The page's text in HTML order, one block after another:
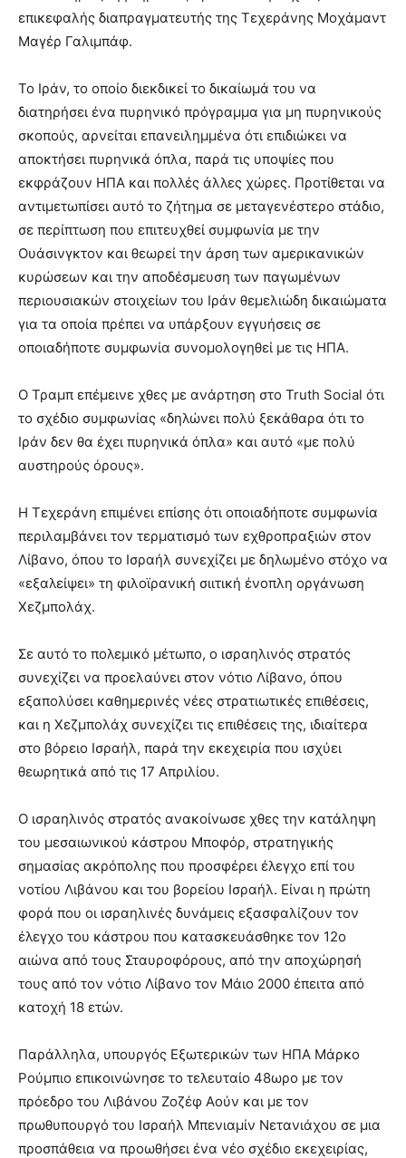
επικεφαλής διαπραγματευτής της Τεχεράνης Μοχάμαντ
Μαγέρ Γαλιμπάφ.
Το Ιράν, το οποίο διεκδικεί το δικαίωμά του να
διατηρήσει ένα πυρηνικό πρόγραμμα για μη πυρηνικούς
σκοπούς, αρνείται επανειλημμένα ότι επιδιώκει να
αποκτήσει πυρηνικά όπλα, παρά τις υποψίες που
εκφράζουν ΗΠΑ και πολλές άλλες χώρες. Προτίθεται να
αντιμετωπίσει αυτό το ζήτημα σε μεταγενέστερο στάδιο,
σε περίπτωση που επιτευχθεί συμφωνία με την
Ουάσινγκτον και θεωρεί την άρση των αμερικανικών
κυρώσεων και την αποδέσμευση των παγωμένων
περιουσιακών στοιχείων του Ιράν θεμελιώδη δικαιώματα
για τα οποία πρέπει να υπάρξουν εγγυήσεις σε
οποιαδήποτε συμφωνία συνομολογηθεί με τις ΗΠΑ.
Ο Τραμπ επέμεινε χθες με ανάρτηση στο Truth Social ότι
το σχέδιο συμφωνίας «δηλώνει πολύ ξεκάθαρα ότι το
Ιράν δεν θα έχει πυρηνικά όπλα» και αυτό «με πολύ
αυστηρούς όρους».
Η Τεχεράνη επιμένει επίσης ότι οποιαδήποτε συμφωνία
περιλαμβάνει τον τερματισμό των εχθροπραξιών στον
Λίβανο, όπου το Ισραήλ συνεχίζει με δηλωμένο στόχο να
«εξαλείψει» τη φιλοϊρανική σιιτική ένοπλη οργάνωση
Χεζμπολάχ.
Σε αυτό το πολεμικό μέτωπο, ο ισραηλινός στρατός
συνεχίζει να προελαύνει στον νότιο Λίβανο, όπου
εξαπολύσει καθημερινές νέες στρατιωτικές επιθέσεις,
και η Χεζμπολάχ συνεχίζει τις επιθέσεις της, ιδιαίτερα
στο βόρειο Ισραήλ, παρά την εκεχειρία που ισχύει
θεωρητικά από τις 17 Απριλίου.
Ο ισραηλινός στρατός ανακοίνωσε χθες την κατάληψη
του μεσαιωνικού κάστρου Μποφόρ, στρατηγικής
σημασίας ακρόπολης που προσφέρει έλεγχο επί του
νοτίου Λιβάνου και του βορείου Ισραήλ. Είναι η πρώτη
φορά που οι ισραηλινές δυνάμεις εξασφαλίζουν τον
έλεγχο του κάστρου που κατασκευάσθηκε τον 12ο
αιώνα από τους Σταυροφόρους, από την αποχώρησή
τους από τον νότιο Λίβανο τον Μάιο 2000 έπειτα από
κατοχή 18 ετών.
Παράλληλα, υπουργός Εξωτερικών των ΗΠΑ Μάρκο
Ρούμπιο επικοινώνησε το τελευταίο 48ωρο με τον
πρόεδρο του Λιβάνου Ζοζέφ Αούν και με τον
πρωθυπουργό του Ισραήλ Μπενιαμίν Νετανιάχου σε μια
προσπάθεια να προωθήσει ένα νέο σχέδιο εκεχειρίας,